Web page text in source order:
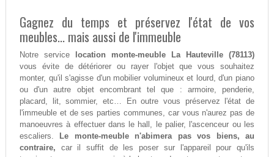
Gagnez du temps et préservez l'état de vos
meubles... mais aussi de l'immeuble
Notre service
location monte-meuble La Hauteville (78113)
vous évite de détériorer ou rayer l'objet que vous souhaitez
monter, qu'il s'agisse d'un mobilier volumineux et lourd, d'un piano
ou d'un autre objet encombrant tel que : armoire, penderie,
placard, lit, sommier, etc… En outre vous préservez l'état de
l'immeuble et de ses parties communes, car vous n'aurez pas de
manoeuvres à effectuer dans le hall, le palier, l'ascenceur ou les
escaliers.
Le monte-meuble n'abimera pas vos biens, au
contraire, car il suffit de les poser sur l'appareil pour qu'ils